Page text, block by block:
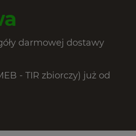
darmowej dostawy
- TIR zbiorczy) już od